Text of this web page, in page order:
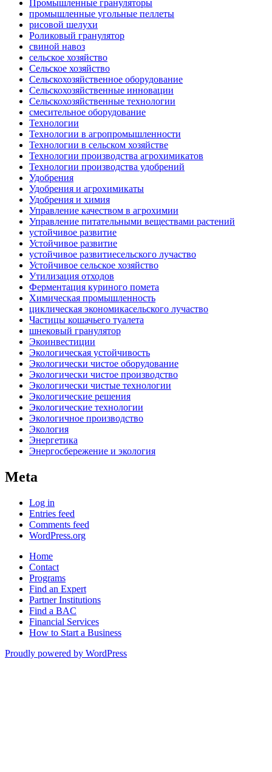
Промышленные грануляторы
промышленные угольные пеллеты
рисовой шелухи
Роликовый гранулятор
свиной навоз
сельское хозяйство
Сельское хозяйство
Сельскохозяйственное оборудование
Сельскохозяйственные инновации
Сельскохозяйственные технологии
смесительное оборудование
Технологии
Технологии в агропромышленности
Технологии в сельском хозяйстве
Технологии производства агрохимикатов
Технологии производства удобрений
Удобрения
Удобрения и агрохимикаты
Удобрения и химия
Управление качеством в агрохимии
Управление питательными веществами растений
устойчивое развитие
Устойчивое развитие
устойчивое развитиесельского лучаство
Устойчивое сельское хозяйство
Утилизация отходов
Ферментация куриного помета
Химическая промышленность
циклическая экономикасельского лучаство
Частицы кошачьего туалета
шнековый гранулятор
Экоинвестиции
Экологическая устойчивость
Экологически чистое оборудование
Экологически чистое производство
Экологически чистые технологии
Экологические решения
Экологические технологии
Экологичное производство
Экология
Энергетика
Энергосбережение и экология
Meta
Log in
Entries feed
Comments feed
WordPress.org
Home
Contact
Programs
Find an Expert
Partner Institutions
Find a BAC
Financial Services
How to Start a Business
Proudly powered by WordPress